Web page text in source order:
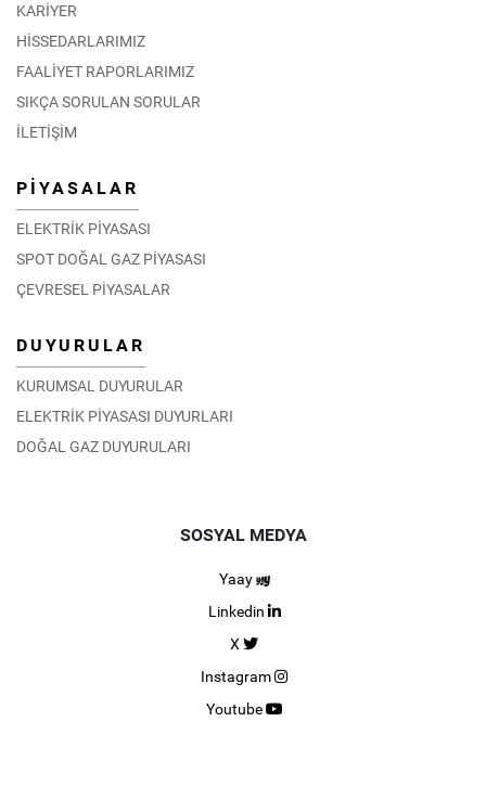
KARİYER
HİSSEDARLARIMIZ
FAALİYET RAPORLARIMIZ
SIKÇA SORULAN SORULAR
İLETİŞİM
PİYASALAR
ELEKTRİK PİYASASI
SPOT DOĞAL GAZ PİYASASI
ÇEVRESEL PİYASALAR
DUYURULAR
KURUMSAL DUYURULAR
ELEKTRİK PİYASASI DUYURLARI
DOĞAL GAZ DUYURULARI
SOSYAL MEDYA
Yaay
Linkedin
X
Instagram
Youtube